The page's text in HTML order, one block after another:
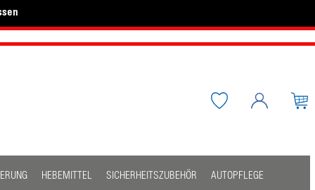
HEBEMITTEL SICHERHEITSZUBEHÖR
AUTOPFLEGE